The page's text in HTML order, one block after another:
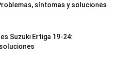
síntomas y soluciones
Suzuki Ertiga 19-24: